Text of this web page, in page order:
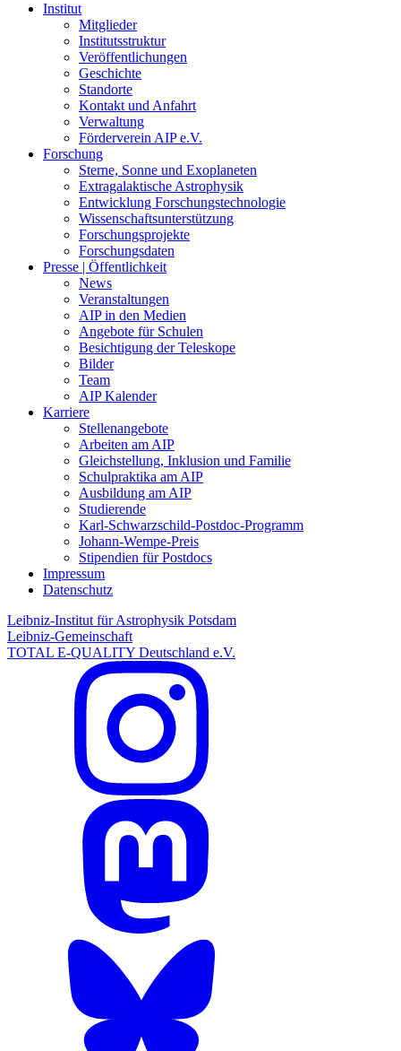
Institut
Mitglieder
Institutsstruktur
Veröffentlichungen
Geschichte
Standorte
Kontakt und Anfahrt
Verwaltung
Förderverein AIP e.V.
Forschung
Sterne, Sonne und Exoplaneten
Extragalaktische Astrophysik
Entwicklung Forschungstechnologie
Wissenschaftsunterstützung
Forschungsprojekte
Forschungsdaten
Presse | Öffentlichkeit
News
Veranstaltungen
AIP in den Medien
Angebote für Schulen
Besichtigung der Teleskope
Bilder
Team
AIP Kalender
Karriere
Stellenangebote
Arbeiten am AIP
Gleichstellung, Inklusion und Familie
Schulpraktika am AIP
Ausbildung am AIP
Studierende
Karl-Schwarzschild-Postdoc-Programm
Johann-Wempe-Preis
Stipendien für Postdocs
Impressum
Datenschutz
Leibniz-Institut für Astrophysik Potsdam
Leibniz-Gemeinschaft
TOTAL E-QUALITY Deutschland e.V.